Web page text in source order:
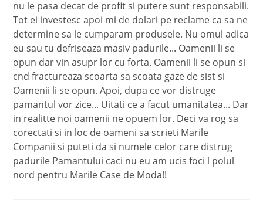
nu le pasa decat de profit si putere sunt responsabili.
Tot ei investesc apoi mi de dolari pe reclame ca sa ne
determine sa le cumparam produsele. Nu omul adica
eu sau tu defriseaza masiv padurile... Oamenii li se
opun dar vin asupr lor cu forta. Oamenii li se opun si
cnd fractureaza scoarta sa scoata gaze de sist si
Oamenii li se opun. Apoi, dupa ce vor distruge
pamantul vor zice... Uitati ce a facut umanitatea... Dar
in realitte noi oamenii ne opuem lor. Deci va rog sa
corectati si in loc de oameni sa scrieti Marile
Companii si puteti da si numele celor care distrug
padurile Pamantului caci nu eu am ucis foci l polul
nord pentru Marile Case de Moda!!